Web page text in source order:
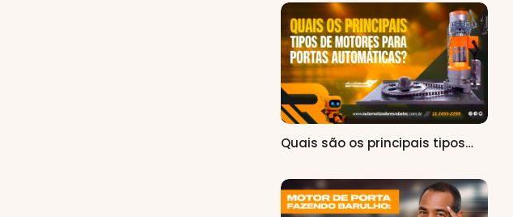
Quais são os principais tipos…